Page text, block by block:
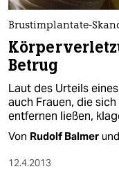
Brustimplantate-
Betrug
Laut des Urteils
auch Frauen, die
entfernen ließen,
Von Rudolf Balmer und
12.4.2013